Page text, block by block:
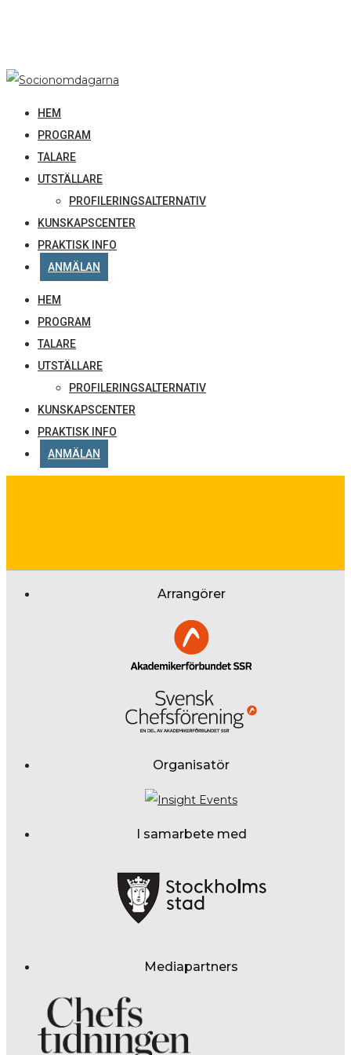
HEM
PROGRAM
TALARE
UTSTÄLLARE
PROFILERINGSALTERNATIV
KUNSKAPSCENTER
PRAKTISK INFO
ANMÄLAN
HEM
PROGRAM
TALARE
UTSTÄLLARE
PROFILERINGSALTERNATIV
KUNSKAPSCENTER
PRAKTISK INFO
ANMÄLAN
Arrangörer
Organisatör
I samarbete med
Mediapartners